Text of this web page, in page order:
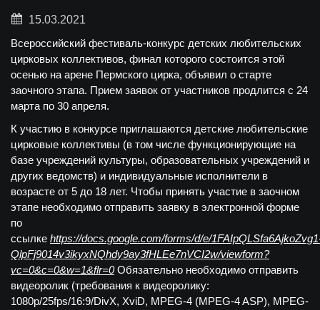
15.03.2021
Всероссийский фестиваль-конкурс детских любительских
цирковых коллективов, финал которого состоится этой
осенью на арене Пермского цирка, объявил о старте
заочного этапа. Прием заявок от участников продлится с 24
марта по 30 апреля.
К участию в конкурсе приглашаются детские любительские
цирковые коллективы (в том числе функционирующие на
базе учреждений культуры, образовательных учреждений и
других ведомств) и индивидуальные исполнители в
возрасте от 5 до 18 лет. Чтобы принять участие в заочном
этапе необходимо отправить заявку в электронной форме
по
ссылке https://docs.google.com/forms/d/e/
QlpFj9014v3ikyxNQhdy9ay3fHLEe7nVCI2w/viewform?
vc=0&c=0&w=1&flr=0Обязательно необходимо отправить
видеоролик (требования к видеоролику:
1080р/25fps/16:9/DivX, XviD, MPEG-4 (MPEG-4 ASP), MPEG-